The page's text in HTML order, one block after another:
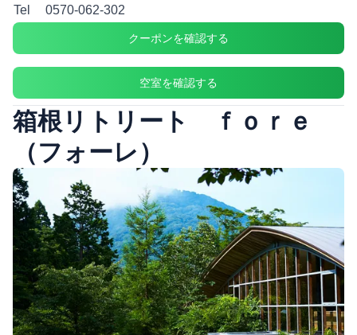
Tel 0570-062-302
クーポンを確認する
空室を確認する
箱根リトリート ｆｏｒｅ
（フォーレ）